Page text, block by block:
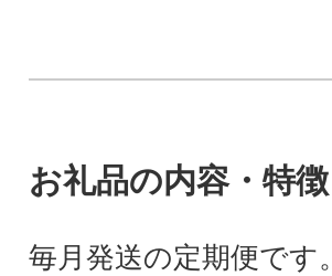
お礼品の内容・特徴
毎月発送の定期便です。